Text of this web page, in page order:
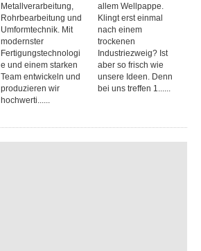
Metallverarbeitung,
Rohrbearbeitung und
Umformtechnik. Mit
modernster
Fertigungstechnologi
e und einem starken
Team entwickeln und
produzieren wir
hochwerti......
allem Wellpappe.
Klingt erst einmal
nach einem
trockenen
Industriezweig? Ist
aber so frisch wie
unsere Ideen. Denn
bei uns treffen 1......